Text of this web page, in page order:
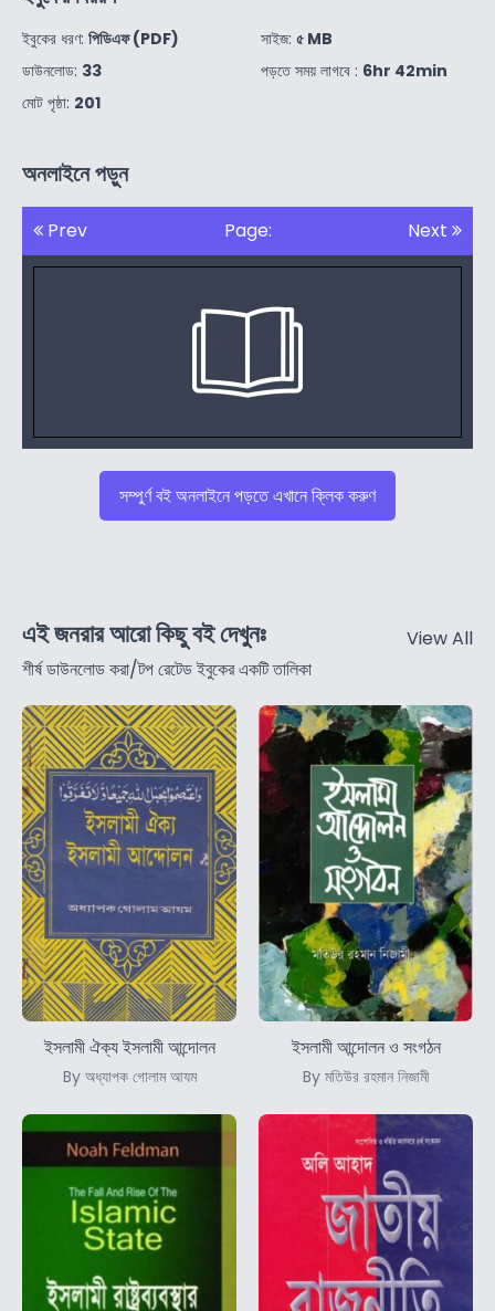
ইবুকের ধরণ: পিডিএফ (PDF)
ডাউনলোড: 33
মোট পৃষ্ঠা: 201
সাইজ: ৫ MB
পড়তে সময় লাগবে : 6hr 42min
অনলাইনে পড়ুন
Prev Page: Next
সম্পুর্ণ বই অনলাইনে পড়তে এখানে ক্লিক করুণ
এই জনরার আরো কিছু বই দেখুনঃ
শীর্ষ ডাউনলোড করা/টপ রেটেড ইবুকের একটি তালিকা
View All
ইসলামী ঐক্য ইসলামী আন্দোলন
By অধ্যাপক গোলাম আযম
ইসলামী আন্দোলন ও সংগঠন
By মতিউর রহমান নিজামী